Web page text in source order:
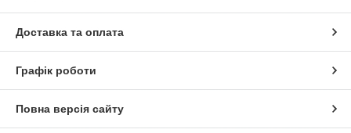
Доставка та оплата
Графік роботи
Повна версія сайту